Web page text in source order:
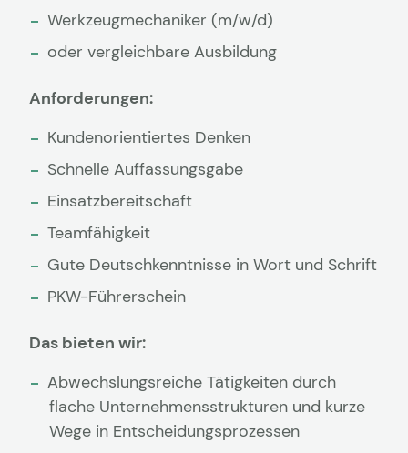
Werkzeugmechaniker (m/w/d)
oder vergleichbare Ausbildung
Anforderungen:
Kundenorientiertes Denken
Schnelle Auffassungsgabe
Einsatzbereitschaft
Teamfähigkeit
Gute Deutschkenntnisse in Wort und Schrift
PKW-Führerschein
Das bieten wir:
Abwechslungsreiche Tätigkeiten durch
flache Unternehmensstrukturen und kurze
Wege in Entscheidungsprozessen